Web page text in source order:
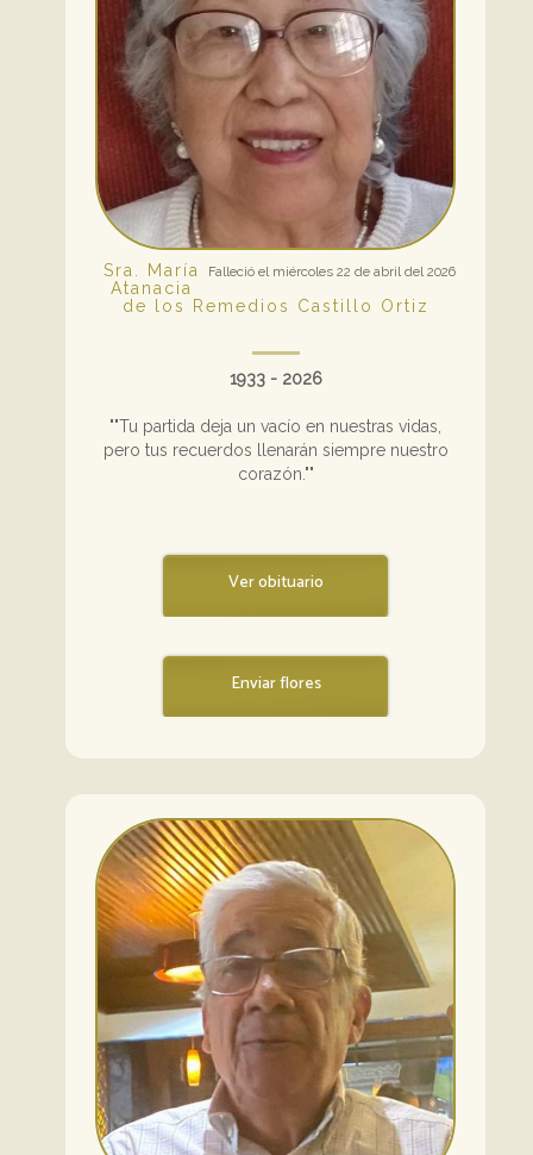
Falleció el miércoles 22 de abril del 2026
Sra. María
Atanacia
de los Remedios Castillo Ortiz
1933 - 2026
""Tu partida deja un vacío en nuestras vidas,
pero tus recuerdos llenarán siempre nuestro
corazón.""
Ver obituario
Enviar flores